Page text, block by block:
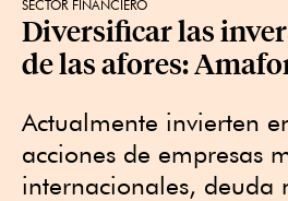
SECTOR FINANCIERO
Diversificar las
de las afores:
Actualmente invierten
acciones de empresas
internacionales, deuda